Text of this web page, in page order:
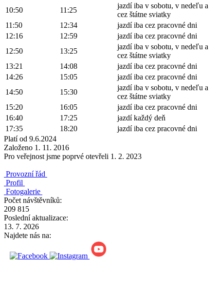
10:50 11:25
jazdí iba v sobotu, v nedeľu a
cez štátne sviatky
11:50
12:34
jazdí iba cez pracovné dni
12:16
12:59
jazdí iba cez pracovné dni
12:50
13:25
jazdí iba v sobotu, v nedeľu a
cez štátne sviatky
13:21
14:08
jazdí iba cez pracovné dni
14:26
15:05
jazdí iba cez pracovné dni
14:50
15:30
jazdí iba v sobotu, v nedeľu a
cez štátne sviatky
15:20
16:05
jazdí iba cez pracovné dni
16:40
17:25
jazdí každý deň
17:35
18:20
jazdí iba cez pracovné dni
Platí od 9.6.2024
Založeno 1. 11. 2016
Pro veřejnost jsme poprvé otevřeli 1. 2. 2023
Provozní řád
Profil
Fotogalerie
Počet návštěvníků:
209 815
Poslední aktualizace:
13. 7. 2026
Najdete nás na: